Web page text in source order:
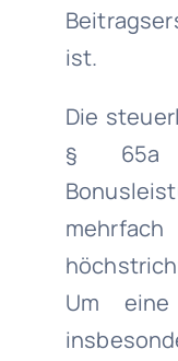
ist.
Die
§ 65a
Um eine